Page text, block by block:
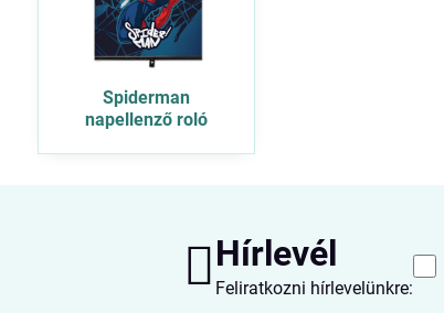
Spiderman
napellenző roló
Hírlevél
Feliratkozni hírlevelünkre: